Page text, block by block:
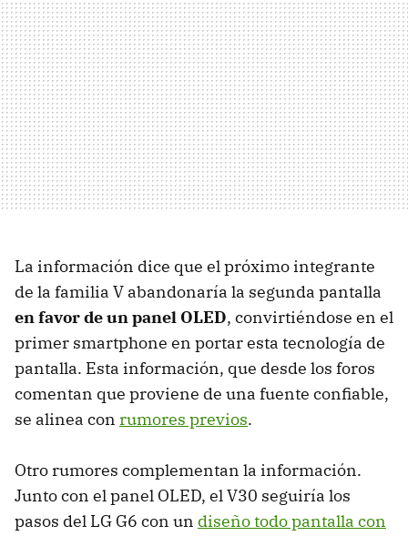
La información dice que el próximo integrante
de la familia V abandonaría la segunda pantalla
en favor de un panel OLED, convirtiéndose en el
primer smartphone en portar esta tecnología de
pantalla. Esta información, que desde los foros
comentan que proviene de una fuente confiable,
se alinea con rumores previos.
Otro rumores complementan la información.
Junto con el panel OLED, el V30 seguiría los
pasos del LG G6 con un diseño todo pantalla con